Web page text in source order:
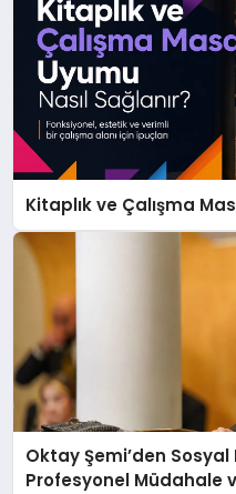
Kitaplık ve Çalışma
Oktay Şemi’den
Profesyonel Müdahale